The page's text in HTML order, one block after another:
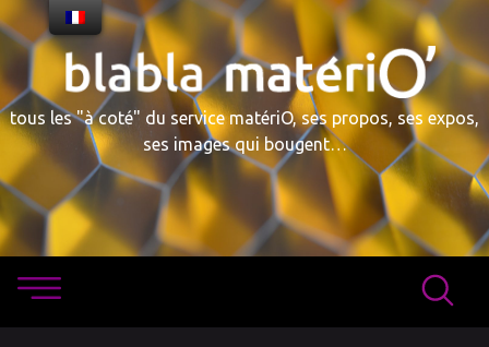
to
content
tous les "à coté" du service matériO, ses propos, ses expos,
ses images qui bougent…